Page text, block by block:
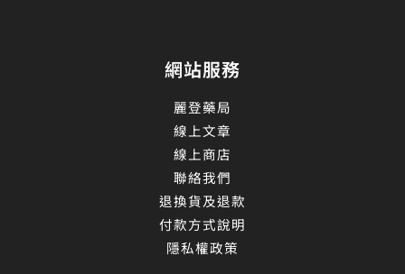
網站服務
麗登藥局
線上文章
線上商店
聯絡我們
退換貨及退款
付款方式說明
隱私權政策